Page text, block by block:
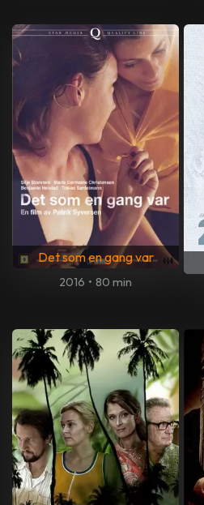
Det som en gang var
2016 • 80 min